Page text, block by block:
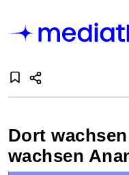
Dort
wachsen